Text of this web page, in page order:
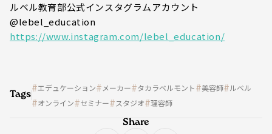
ルベル教育部公式インスタグラムアカウント
@lebel_education
https://www.instagram.com/lebel_education/
Tags
エデュケーション メーカー タカラベルモント 美容師
ルベル
オンライン
セミナー スタジオ 理容師
Share